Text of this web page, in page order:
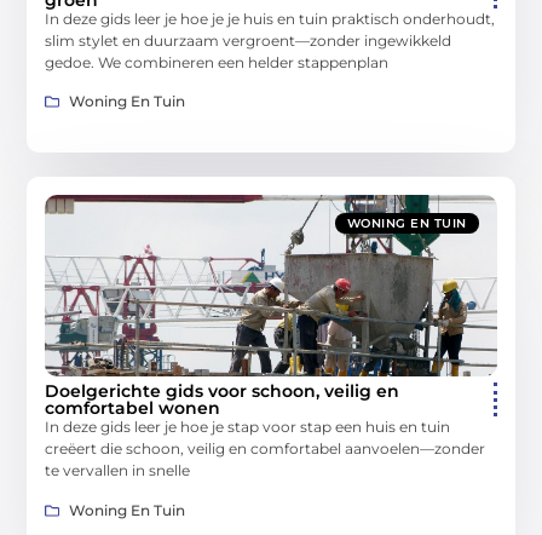
In deze gids leer je hoe je je huis en tuin praktisch onderhoudt,
slim stylet en duurzaam vergroent—zonder ingewikkeld
gedoe. We combineren een helder stappenplan
Woning En Tuin
WONING EN TUIN
Doelgerichte gids voor schoon, veilig en
comfortabel wonen
In deze gids leer je hoe je stap voor stap een huis en tuin
creëert die schoon, veilig en comfortabel aanvoelen—zonder
te vervallen in snelle
Woning En Tuin